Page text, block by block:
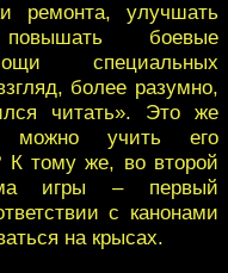
ремонта, улучшать
боевые
специальных
более разумно,
читать». Это же
можно учить его
К тому же, во второй
игры – первый
с канонами
на крысах.